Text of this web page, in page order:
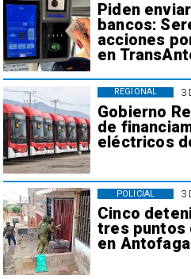
Piden
bancos:
acciones
en
3
Gobierno
de
eléctricos
REGIONAL
3
Cinco
tres puntos
en
POLICIAL